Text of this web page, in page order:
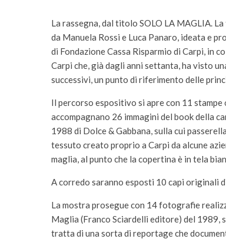
La rassegna, dal titolo SOLO LA MAGLIA.
da Manuela Rossi e Luca Panaro, ideata e
di Fondazione Cassa Risparmio di Carpi, in
Carpi che, già dagli anni settanta, ha visto
successivi, un punto di riferimento delle
Il percorso espositivo si apre con 11
accompagnano 26 immagini del book della
1988 di Dolce & Gabbana, sulla cui
tessuto creato proprio a Carpi da alcune
maglia, al punto che la copertina è in tela
A corredo saranno esposti 10 capi originali
La mostra prosegue con 14 fotografie
Maglia (Franco Sciardelli editore) del 1989,
tratta di una sorta di reportage che